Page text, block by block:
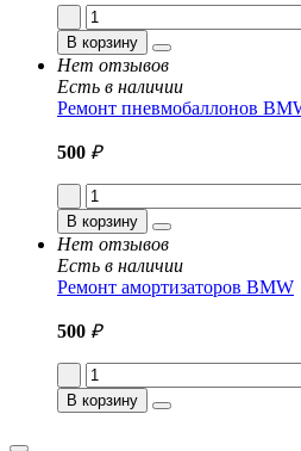
В корзину
Нет отзывов
Есть в наличии
Ремонт пневмобаллонов
500 ₽
В корзину
Нет отзывов
Есть в наличии
Ремонт амортизаторов BMW
500 ₽
В корзину